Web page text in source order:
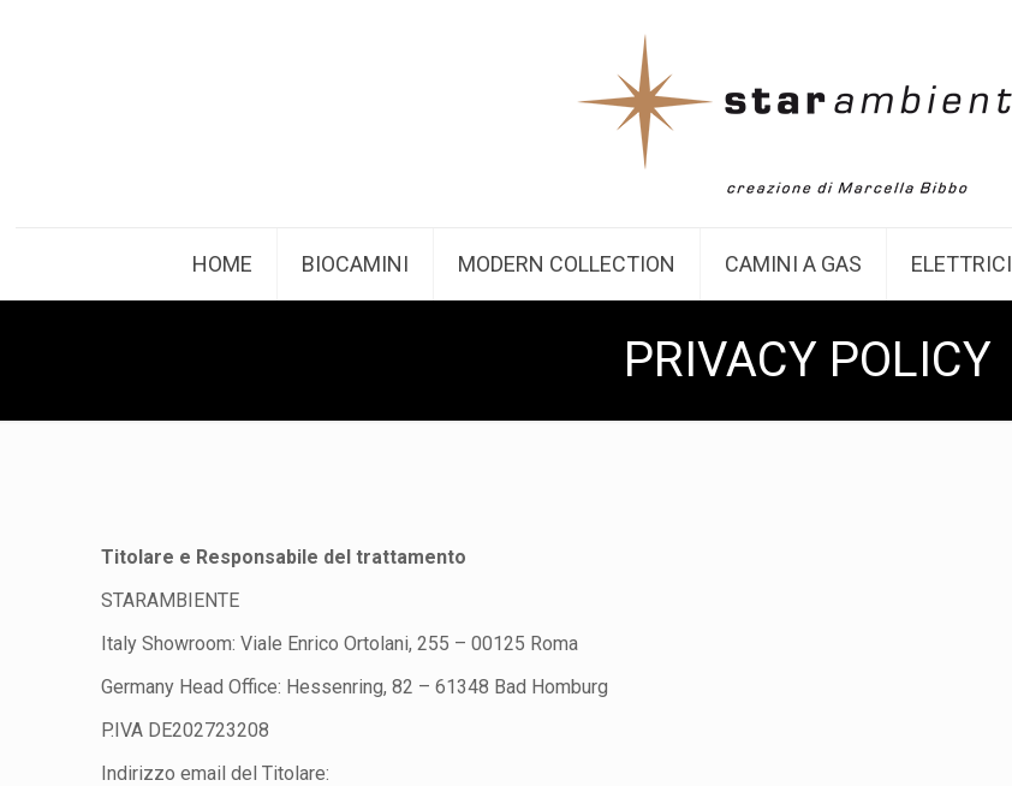
HOME BIOCAMINI MODERN COLLECTION CAMINI A GAS ELETTRICI
PRIVACY POLICY
Titolare e Responsabile del trattamento
STARAMBIENTE
Italy Showroom: Viale Enrico Ortolani, 255 – 00125 Roma
Germany Head Office: Hessenring, 82 – 61348 Bad Homburg
P.IVA DE202723208
Indirizzo email del Titolare: